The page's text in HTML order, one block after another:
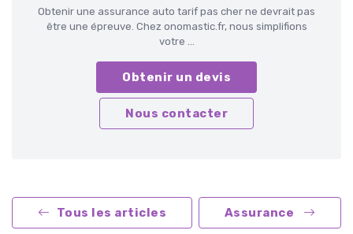
Obtenir une assurance auto tarif pas cher ne devrait pas
être une épreuve. Chez onomastic.fr, nous simplifions
votre ...
Obtenir un devis
Nous contacter
Tous les articles Assurance